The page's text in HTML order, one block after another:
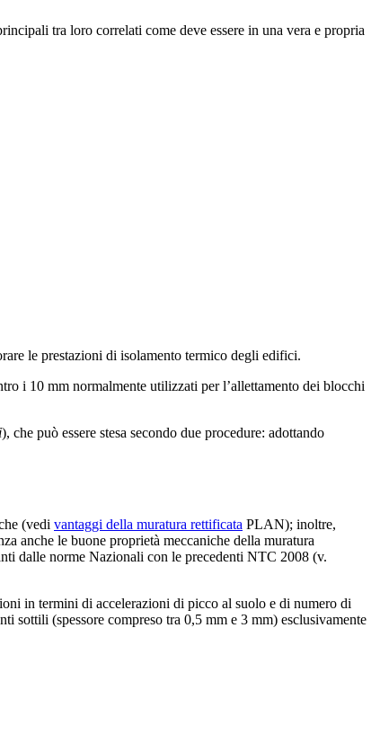
tra loro correlati come deve essere in una vera e propria
le prestazioni di isolamento termico degli edifici.
i 10 mm normalmente utilizzati per l’allettamento dei blocchi
), che può essere stesa secondo due procedure: adottando
(vedi vantaggi della muratura rettificata PLAN); inoltre,
anche le buone proprietà meccaniche della muratura
dalle norme Nazionali con le precedenti NTC 2008 (v.
in termini di accelerazioni di picco al suolo e di numero di
(spessore compreso tra 0,5 mm e 3 mm) esclusivamente